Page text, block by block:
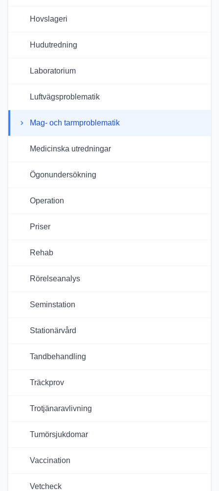
Hovslageri
Hudutredning
Laboratorium
Luftvägsproblematik
Mag- och tarmproblematik
Medicinska utredningar
Ögonundersökning
Operation
Priser
Rehab
Rörelseanalys
Seminstation
Stationärvård
Tandbehandling
Träckprov
Trotjänaravlivning
Tumörsjukdomar
Vaccination
Vetcheck